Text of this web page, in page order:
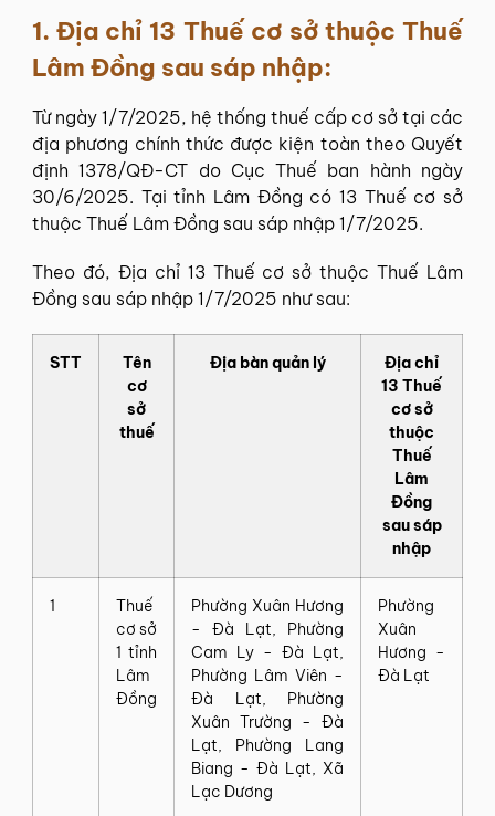
1. Địa chỉ 13 Thuế cơ sở thuộc Thuế
Lâm Đồng sau sáp nhập:
Từ ngày 1/7/2025, hệ thống thuế cấp cơ sở tại các
địa phương chính thức được kiện toàn theo Quyết
định 1378/QĐ-CT do Cục Thuế ban hành ngày
30/6/2025. Tại tỉnh Lâm Đồng có 13 Thuế cơ sở
thuộc Thuế Lâm Đồng sau sáp nhập 1/7/2025.
Theo đó, Địa chỉ 13 Thuế cơ sở thuộc Thuế Lâm
Đồng sau sáp nhập 1/7/2025 như sau:
STT
Tên‍
cơ‍
sở‍
thuế‍
Địa‍ bàn‍ quản‍ lý
Địa chỉ
13 Thuế
cơ sở
thuộc
Thuế
Lâm
Đồng
sau sáp
nhập
1
Thuế‍
cơ‍ sở‍
1‍ tỉnh
Lâm
Đồng
Phường‍ Xuân‍ Hương‍
-‍ Đà‍ Lạt,‍ Phường‍
Cam‍ Ly‍ -‍ Đà‍ Lạt,‍
Phường‍ Lâm‍ Viên‍ -‍
Đà‍ Lạt,‍ Phường‍
Xuân‍ Trường‍ -‍ Đà‍
Lạt,‍ Phường‍ Lang‍
Biang‍ -‍ Đà‍ Lạt,‍ Xã‍
Lạc‍ Dương
Phường‍
Xuân‍
Hương‍ -‍
Đà‍ Lạt